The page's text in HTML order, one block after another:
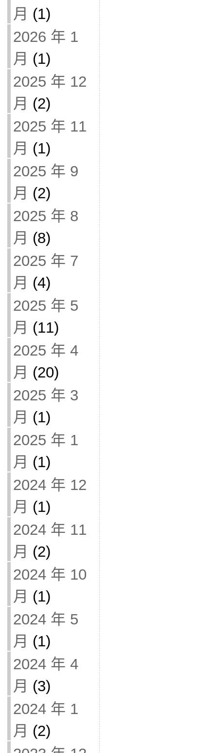
月 (1)
2026 年 1
月 (1)
2025 年 12
月 (2)
2025 年 11
月 (1)
2025 年 9
月 (2)
2025 年 8
月 (8)
2025 年 7
月 (4)
2025 年 5
月 (11)
2025 年 4
月 (20)
2025 年 3
月 (1)
2025 年 1
月 (1)
2024 年 12
月 (1)
2024 年 11
月 (2)
2024 年 10
月 (1)
2024 年 5
月 (1)
2024 年 4
月 (3)
2024 年 1
月 (2)